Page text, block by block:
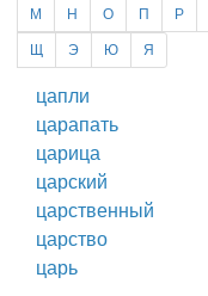
М Н О П Р
Щ Э Ю Я
цапли
царапать
царица
царский
царственный
царство
царь